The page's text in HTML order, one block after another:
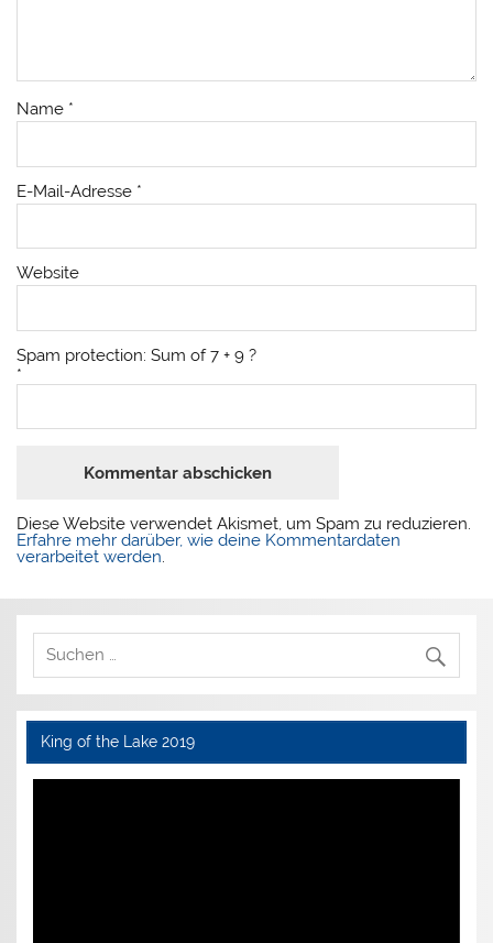
Name *
E-Mail-Adresse *
Website
Spam protection: Sum of 7 + 9 ?
*
Diese Website verwendet Akismet, um Spam zu reduzieren.
Erfahre mehr darüber, wie deine Kommentardaten
verarbeitet werden.
King of the Lake 2019
Video-